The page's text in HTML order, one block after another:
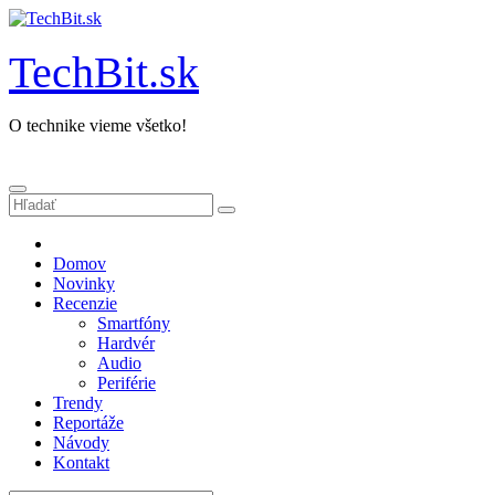
Prejsť
obsah
TechBit.sk
O technike vieme všetko!
Domov
Novinky
Recenzie
Smartfóny
Hardvér
Audio
Periférie
Trendy
Reportáže
Návody
Kontakt